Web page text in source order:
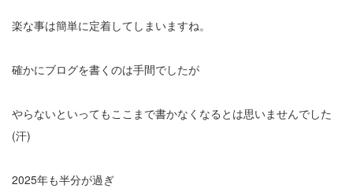
楽な事は簡単に定着してしまいますね。
確かにブログを書くのは手間でしたが
やらないといってもここまで書かなくなるとは思いませんでした
(汗)
2025年も半分が過ぎ